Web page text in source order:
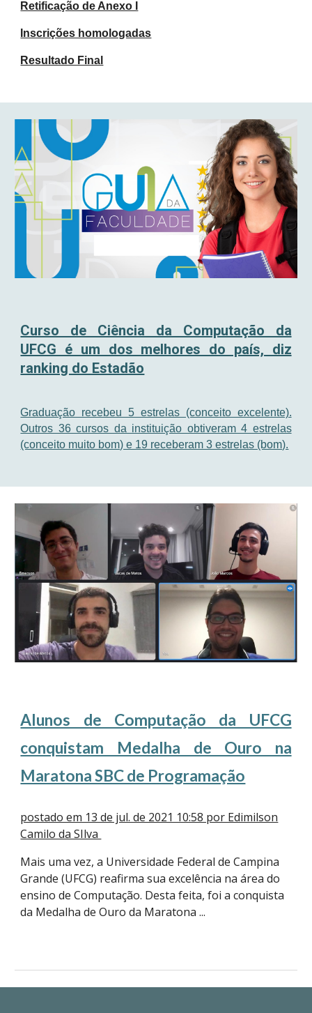
Retificação de Anexo I
Inscrições homologadas
Resultado Final
Curso de Ciência da Computação da
UFCG é um dos melhores do país, diz
ranking do Estadão
Graduação recebeu 5 estrelas (conceito excelente).
Outros 36 cursos da instituição obtiveram 4 estrelas
(conceito muito bom) e 19 receberam 3 estrelas (bom).
Alunos de Computação da UFCG
conquistam Medalha de Ouro na
Maratona SBC de Programação
postado em 13 de jul. de 2021 10:58 por Edimilson
Camilo da SIlva
Mais uma vez, a Universidade Federal de Campina
Grande (UFCG) reafirma sua excelência na área do
ensino de Computação. Desta feita, foi a conquista
da Medalha de Ouro da Maratona ...